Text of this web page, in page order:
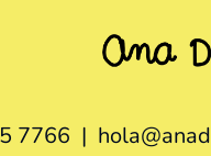
7766 |